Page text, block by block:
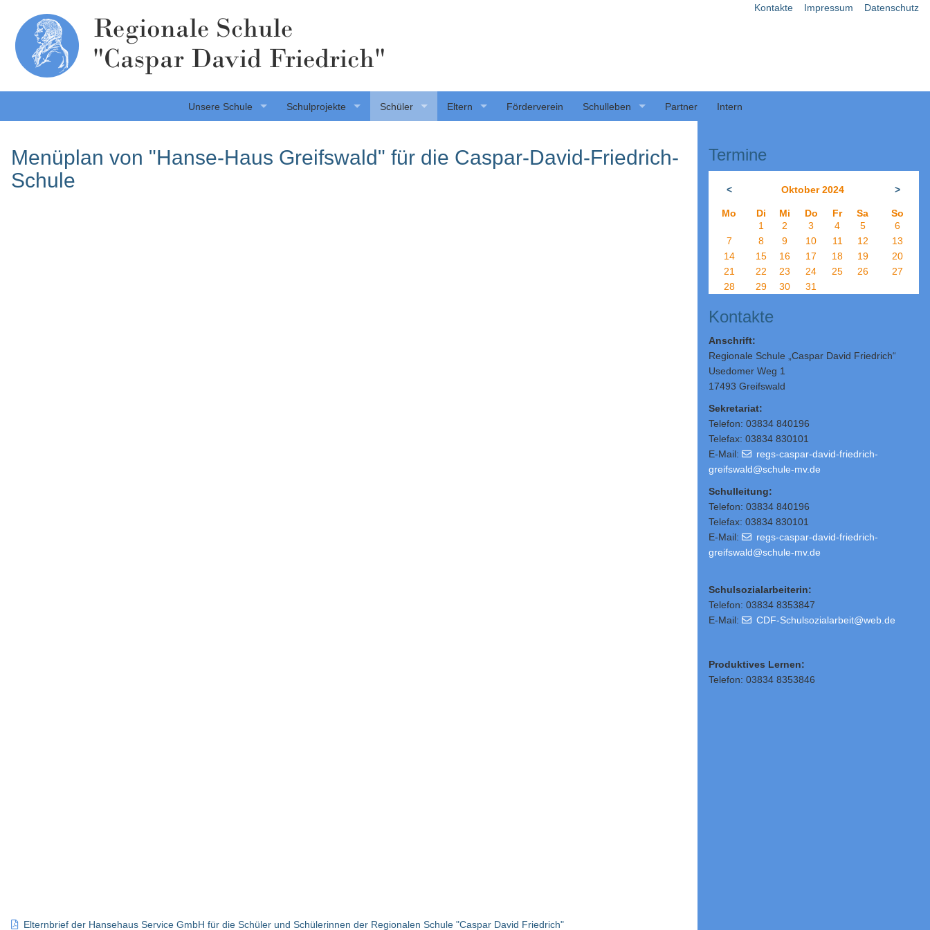
Kontakte Impressum Datenschutz
Regionale Schule
"Caspar David Friedrich"
Unsere Schule Schulprojekte Schüler Eltern Förderverein Schulleben Partner Intern
Menüplan von "Hanse-Haus Greifswald" für die Caspar-David-Friedrich-
Schule
Elternbrief der Hansehaus Service GmbH für die Schüler und Schülerinnen der Regionalen Schule "Caspar David Friedrich"
Termine
< Oktober 2024 >
Mo Di Mi Do Fr Sa
So
1
2 3 4 5
6
7
8 9 10 11 12
13
14
15 16 17 18 19
20
21
22 23 24 25 26
27
28
29 30 31
Kontakte
Anschrift:
Regionale Schule „Caspar David Friedrich“
Usedomer Weg 1
17493 Greifswald
Sekretariat:
Telefon: 03834 840196
Telefax: 03834 830101
E-Mail:
regs-caspar-david-friedrich-
greifswald@schule-mv.de
Schulleitung:
Telefon: 03834 840196
Telefax: 03834 830101
E-Mail:
regs-caspar-david-friedrich-
greifswald@schule-mv.de
Schulsozialarbeiterin:
Telefon: 03834 8353847
E-Mail:
CDF-Schulsozialarbeit@web.de
Produktives Lernen:
Telefon: 03834 8353846